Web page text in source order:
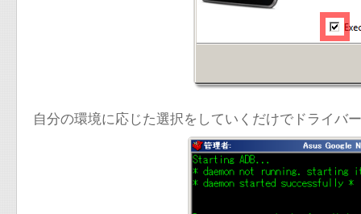
自分の環境に応じた選択をしていくだけでドライバ